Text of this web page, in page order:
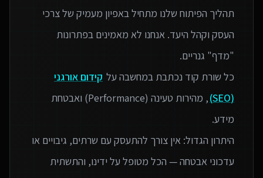
תהליך הפיתוח שלנו מתחיל באפיון מעמיק של צרכי
העסק וקהל היעד. אנחנו לא מאמינים בפתרונות
כל שורת קוד נכתבת במחשבה על קידום אורגני
(SEO)
, מהירות טעינה (Performance) ואבטחת
היתרון הגדול: אין צורך להתעסק עם שרתים, גיבויים או
עדכוני אבטחה — הכל מטופל על ידינו, והתשתית